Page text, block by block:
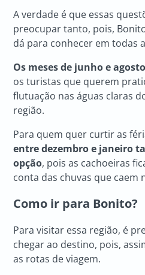
A verdade é que essas
preocupar tanto, pois,
dá para conhecer em todas
Os meses de junho e agosto
os turistas que querem
flutuação nas águas claras
região.
Para quem quer curtir as
entre dezembro e janeiro
opção, pois as cachoeiras
conta das chuvas que caem
Como ir para Bonito?
Para visitar essa região, é
chegar ao destino, pois,
as rotas de viagem.